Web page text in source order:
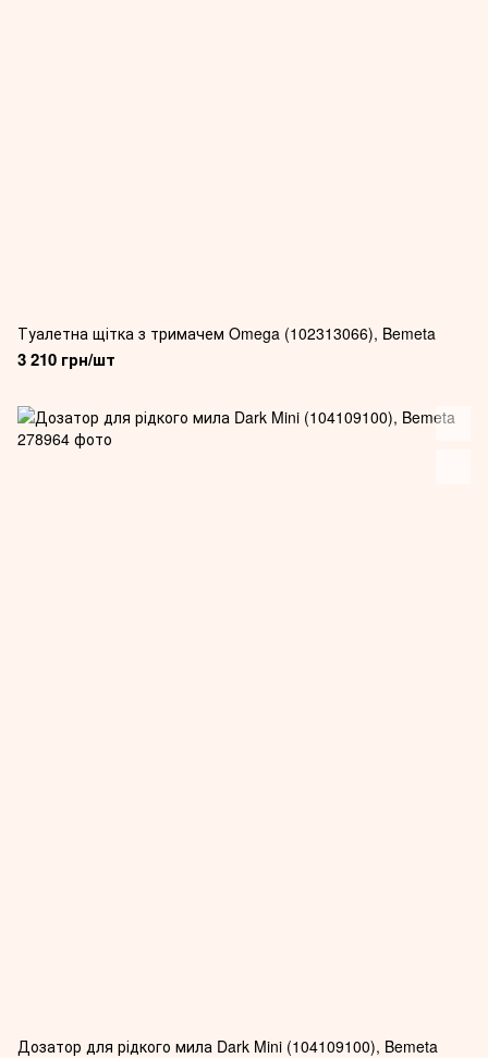
Туалетна щітка з тримачем Omega (102313066), Bemeta
3 210 грн/шт
Дозатор для рідкого мила Dark Mini (104109100), Bemeta